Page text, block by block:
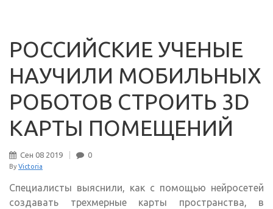
РОССИЙСКИЕ УЧЕНЫЕ
НАУЧИЛИ МОБИЛЬНЫХ
РОБОТОВ СТРОИТЬ 3D
КАРТЫ ПОМЕЩЕНИЙ
Сен 08 2019 0
By Victoria
Специалисты выяснили, как с помощью нейросетей
создавать трехмерные карты пространства, в